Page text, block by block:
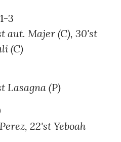
3
aut. Majer (C), 30'st
(C)
Lasagna (P)
22'st Yeboah